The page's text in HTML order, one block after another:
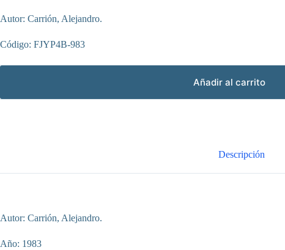
Autor: Carrión, Alejandro.
Código: FJYP4B-983
Añadir al carrito
Descripción
Autor: Carrión, Alejandro.
Año: 1983